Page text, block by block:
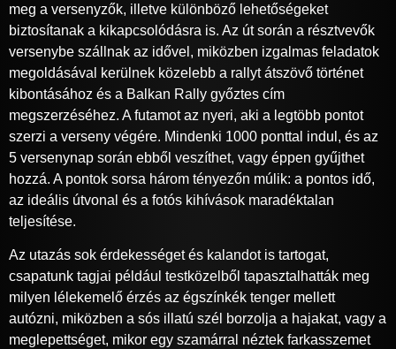
meg a versenyzők, illetve különböző lehetőségeket
biztosítanak a kikapcsolódásra is. Az út során a résztvevők
versenybe szállnak az idővel, miközben izgalmas feladatok
megoldásával kerülnek közelebb a rallyt átszövő történet
kibontásához és a Balkan Rally győztes cím
megszerzéséhez. A futamot az nyeri, aki a legtöbb pontot
szerzi a verseny végére. Mindenki 1000 ponttal indul, és az
5 versenynap során ebből veszíthet, vagy éppen gyűjthet
hozzá. A pontok sorsa három tényezőn múlik: a pontos idő,
az ideális útvonal és a fotós kihívások maradéktalan
teljesítése.
Az utazás sok érdekességet és kalandot is tartogat,
csapatunk tagjai például testközelből tapasztalhatták meg
milyen lélekemelő érzés az égszínkék tenger mellett
autózni, miközben a sós illatú szél borzolja a hajakat, vagy a
meglepettséget, mikor egy szamárral néztek farkasszemet